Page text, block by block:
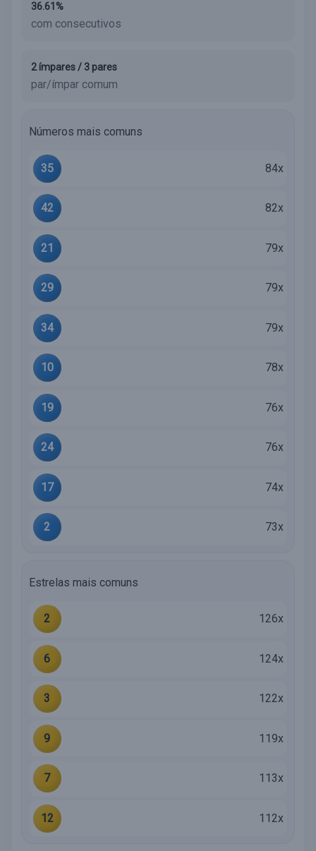
36.61%
com consecutivos
2 ímpares / 3 pares
par/ímpar comum
Números mais comuns
35 84x
42 82x
21 79x
29 79x
34 79x
10 78x
19 76x
24 76x
17 74x
2 73x
Estrelas mais comuns
2 126x
6 124x
3 122x
9 119x
7 113x
12 112x